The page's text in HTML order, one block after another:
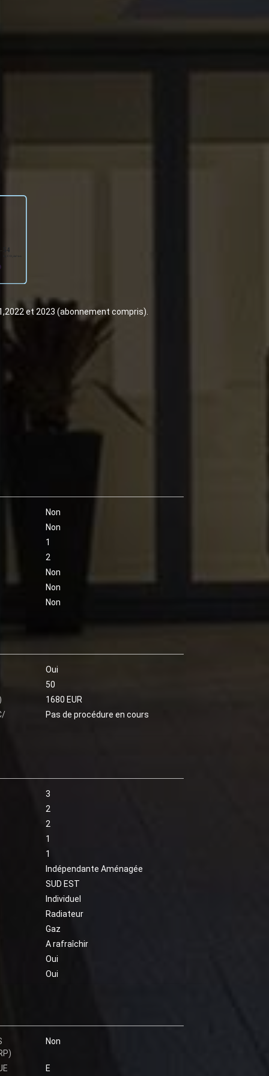
et 2023 (abonnement compris).
Non
Non
1
2
Non
Non
Non
Oui
50
1680 EUR
Pas de procédure en cours
3
2
2
1
1
Indépendante Aménagée
SUD EST
Individuel
Radiateur
Gaz
A rafraîchir
Oui
Oui
Non
E